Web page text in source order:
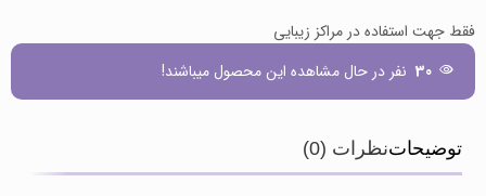
فقط جهت استفاده در مراکز زیبایی
30 نفر در حال مشاهده این محصول میباشند!
توضیحاتنظرات (0)